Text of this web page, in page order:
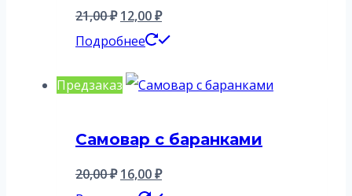
21,00₽ Первоначальная
цена
21,00 ₽.
12,00₽Текущая
цена:
Подробнее
Предзаказ
Самовар с баранками
20,00₽ Первоначальная
16,00₽Текущая